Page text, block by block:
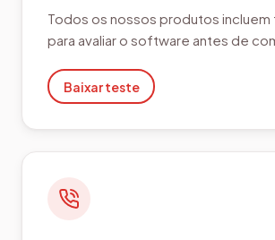
Todos os nossos produtos
para avaliar o software antes de
Baixar teste